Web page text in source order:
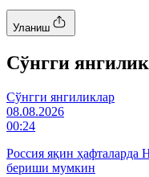
Уланиш
Cўнгги
Cўнгги янгиликлар
08.08.2026
00:24
Россия яқин ҳафталарда
бериши мумкин